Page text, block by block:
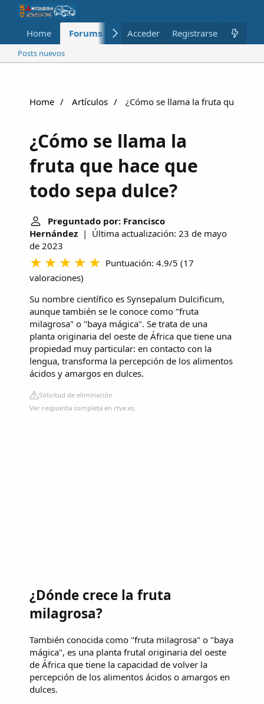
Home Forums Nuevo Miembros
Acceder Registrarse
Posts nuevos
Home Artículos ¿Cómo se llama la fruta que hace
¿Cómo se llama la
fruta que hace que
todo sepa dulce?
Preguntado por: Francisco
Hernández | Última actualización: 23 de mayo
de 2023
Puntuación: 4.9/5 (17
valoraciones)
Su nombre científico es Synsepalum Dulcificum,
aunque también se le conoce como "fruta
milagrosa" o "baya mágica". Se trata de una
planta originaria del oeste de África que tiene una
propiedad muy particular: en contacto con la
lengua, transforma la percepción de los alimentos
ácidos y amargos en dulces.
Solicitud de eliminación
Ver respuesta completa en rtve.es
¿Dónde crece la fruta
milagrosa?
También conocida como "fruta milagrosa" o "baya
mágica", es una planta frutal originaria del oeste
de África que tiene la capacidad de volver la
percepción de los alimentos ácidos o amargos en
dulces.